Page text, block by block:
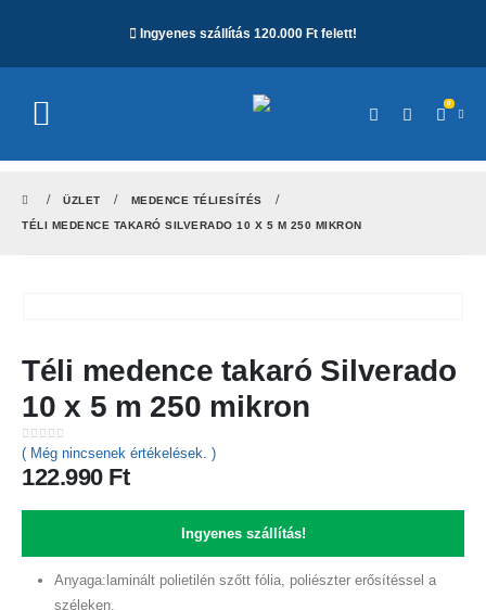
Ingyenes szállítás 120.000 Ft felett!
0
ÜZLET MEDENCE TÉLIESÍTÉS
TÉLI MEDENCE TAKARÓ SILVERADO 10 X 5 M 250 MIKRON
Téli medence takaró Silverado
10 x 5 m 250 mikron
0 out of 5
( Még nincsenek értékelések. )
122.990 Ft
Ingyenes szállítás!
Anyaga:laminált polietilén szőtt fólia, poliészter erősítéssel a
széleken.